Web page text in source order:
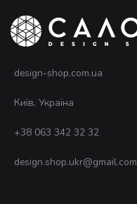
design-shop.com.ua
Київ, Україна
+38 063 342 32 32
design.shop.ukr@gmail.com